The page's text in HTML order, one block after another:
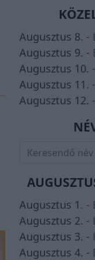
Augusztus 8. -
Augusztus 9. -
Augusztus 10. -
Augusztus 11. -
Augusztus 12. -
Augusztus 1. -
Augusztus 2. -
Augusztus 3. -
Augusztus 4. -